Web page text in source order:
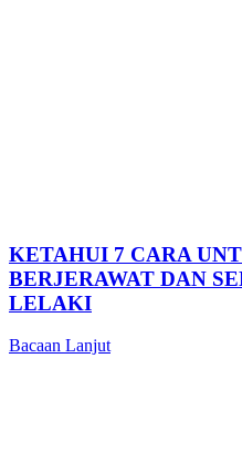
KETAHUI 7 CARA
BERJERAWAT DAN
LELAKI
Bacaan Lanjut